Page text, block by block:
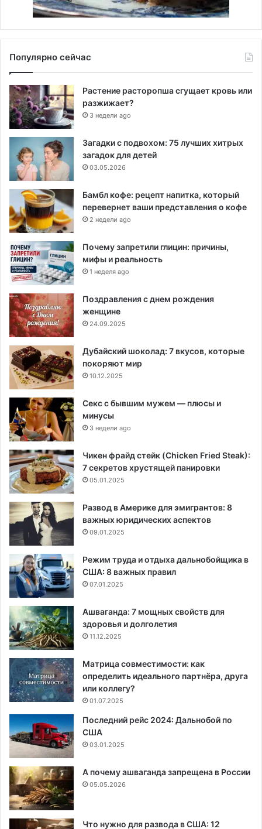
Популярно сейчас
Растение расторопша сгущает кровь или
разжижает?
3 недели ago
Загадки с подвохом: 75 лучших хитрых
загадок для детей
03.05.2026
Бамбл кофе: рецепт напитка, который
перевернет ваши представления о кофе
2 недели ago
Почему запретили глицин: причины,
мифы и реальность
1 неделя ago
Поздравления с днем рождения
женщине
24.09.2025
Дубайский шоколад: 7 вкусов, которые
покоряют мир
10.12.2025
Секс с бывшим мужем — плюсы и
минусы
3 недели ago
Чикен фрайд стейк (Chicken Fried Steak):
7 секретов хрустящей панировки
05.01.2025
Развод в Америке для эмигрантов: 8
важных юридических аспектов
09.01.2025
Режим труда и отдыха дальнобойщика в
США: 8 важных правил
07.01.2025
Ашваганда: 7 мощных свойств для
здоровья и долголетия
11.12.2025
Матрица совместимости: как
определить идеального партнёра, друга
или коллегу?
01.07.2025
Последний рейс 2024: Дальнобой по
США
03.01.2025
А почему ашваганда запрещена в России
05.05.2026
Что нужно для развода в США: 12